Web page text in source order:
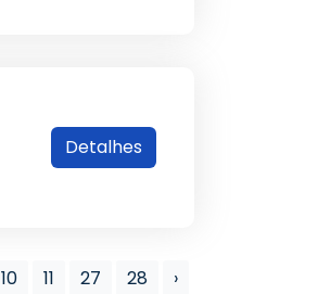
Detalhes
10 11 27 28 ›